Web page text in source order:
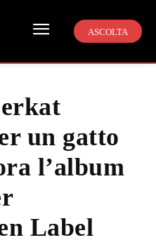
ASCOLTA
un gatto
l’album
Label